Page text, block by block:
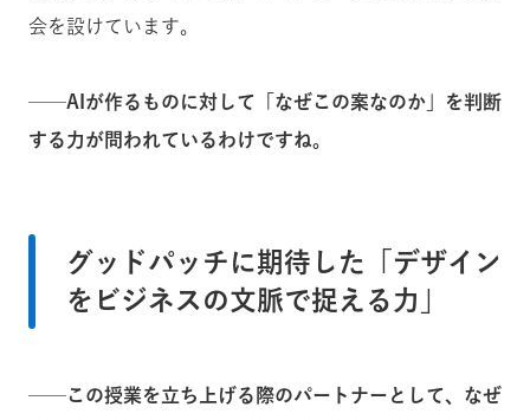
会を設けています。
──AIが作るものに対して「なぜこの案なのか」を判断
する力が問われているわけですね。
グッドパッチに期待した「デザイン
をビジネスの文脈で捉える力」
──この授業を立ち上げる際のパートナーとして、なぜ